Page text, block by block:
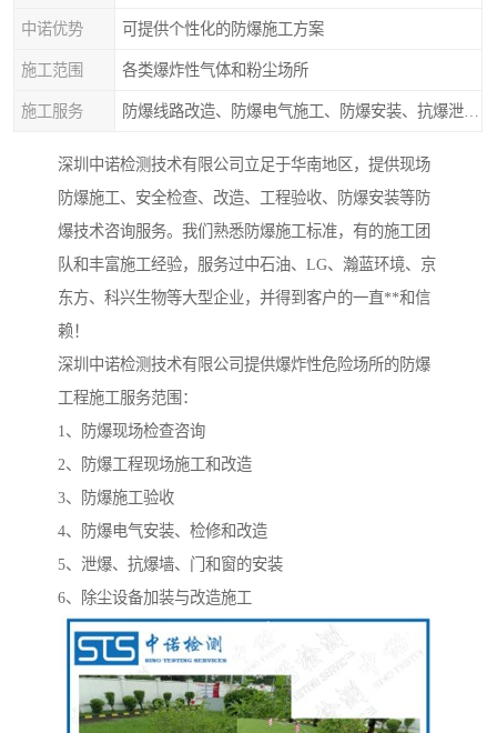
中诺优势 可提供个性化的防爆施工方案
施工范围 各类爆炸性气体和粉尘场所
施工服务
深圳中诺检测技术有限公司立足于华南地区，提供现场
防爆施工、安全检查、改造、工程验收、防爆安装等防
爆技术咨询服务。我们熟悉防爆施工标准，有的施工团
队和丰富施工经验，服务过中石油、LG、瀚蓝环境、京
东方、科兴生物等大型企业，并得到客户的一直**和信
赖！
深圳中诺检测技术有限公司提供爆炸性危险场所的防爆
工程施工服务范围：
1、防爆现场检查咨询
2、防爆工程现场施工和改造
3、防爆施工验收
4、防爆电气安装、检修和改造
5、泄爆、抗爆墙、门和窗的安装
6、除尘设备加装与改造施工